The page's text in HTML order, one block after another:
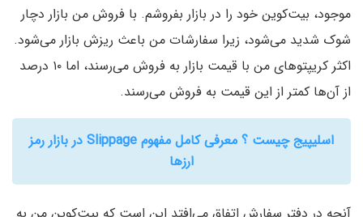
موجود، بیت‌کوین خود را در بازار بفروشم. با فروش من بازار دچار
شوک شدید می‌شود، زیرا سفارشات من باعث ریزش بازار می‌شود.
اکثر کریپتوهای من با قیمت بازار به فروش می‌رسند، اما ۱۰ درصد
از آن‌ها کمتر از این قیمت به فروش می‌رسند.
اسلیپیج چیست ؟ معرفی کامل مفهوم Slippage در بازار رمز
ارزها